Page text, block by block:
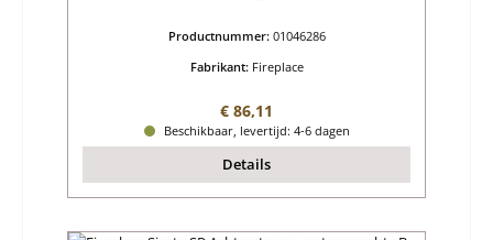
Productnummer: 01046286
Fabrikant: Fireplace
Normale prijs:
€ 86,11
Beschikbaar, levertijd: 4-6 dagen
Details